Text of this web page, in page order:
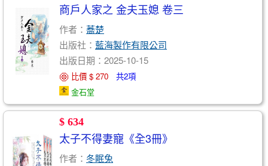
商戶人家之 金夫玉媳 卷三
作者： 蕎楚
出版社： 藍海製作有限公司
出版日期：2025-10-15
比價 $ 270 共2項
金石堂
$ 634
太子不得妻寵《全3冊》
作者： 冬眠兔